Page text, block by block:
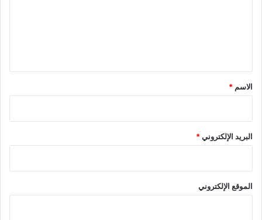
*
الاسم *
البريد الإلكتروني*
الموقع الإلكتروني